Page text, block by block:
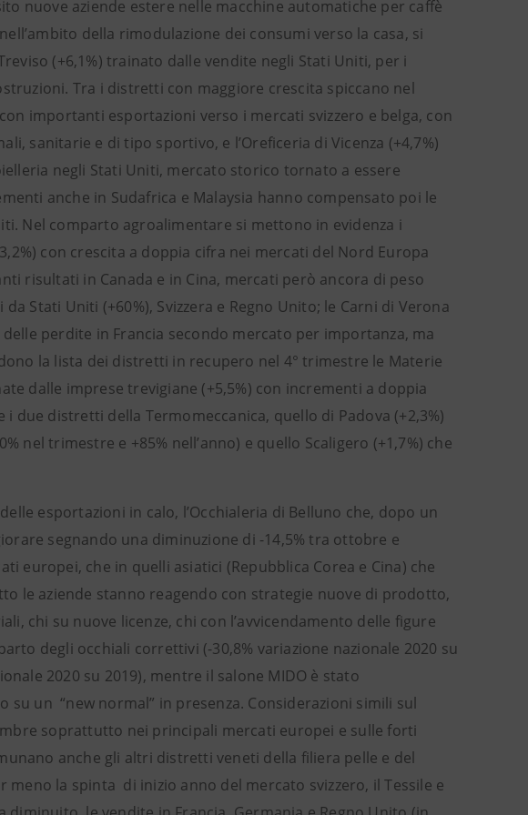
nuove aziende estere nelle macchine automatiche per caffè
della rimodulazione dei consumi verso la casa, si
(+6,1%) trainato dalle vendite negli Stati Uniti, per i
Tra i distretti con maggiore crescita spiccano nel
importanti esportazioni verso i mercati svizzero e belga, con
sanitarie e di tipo sportivo, e l’Oreficeria di Vicenza (+4,7%)
negli Stati Uniti, mercato storico tornato a essere
anche in Sudafrica e Malaysia hanno compensato poi le
Nel comparto agroalimentare si mettono in evidenza i
con crescita a doppia cifra nei mercati del Nord Europa
risultati in Canada e in Cina, mercati però ancora di peso
Stati Uniti (+60%), Svizzera e Regno Unito; le Carni di Verona
perdite in Francia secondo mercato per importanza, ma
la lista dei distretti in recupero nel 4° trimestre le Materie
dalle imprese trevigiane (+5,5%) con incrementi a doppia
due distretti della Termomeccanica, quello di Padova (+2,3%)
nel trimestre e +85% nell’anno) e quello Scaligero (+1,7%) che
esportazioni in calo, l’Occhialeria di Belluno che, dopo un
segnando una diminuzione di -14,5% tra ottobre e
europei, che in quelli asiatici (Repubblica Corea e Cina) che
le aziende stanno reagendo con strategie nuove di prodotto,
chi su nuove licenze, chi con l’avvicendamento delle figure
degli occhiali correttivi (-30,8% variazione nazionale 2020 su
2020 su 2019), mentre il salone MIDO è stato
un “new normal” in presenza. Considerazioni simili sul
soprattutto nei principali mercati europei e sulle forti
anche gli altri distretti veneti della filiera pelle e del
meno la spinta di inizio anno del mercato svizzero, il Tessile e